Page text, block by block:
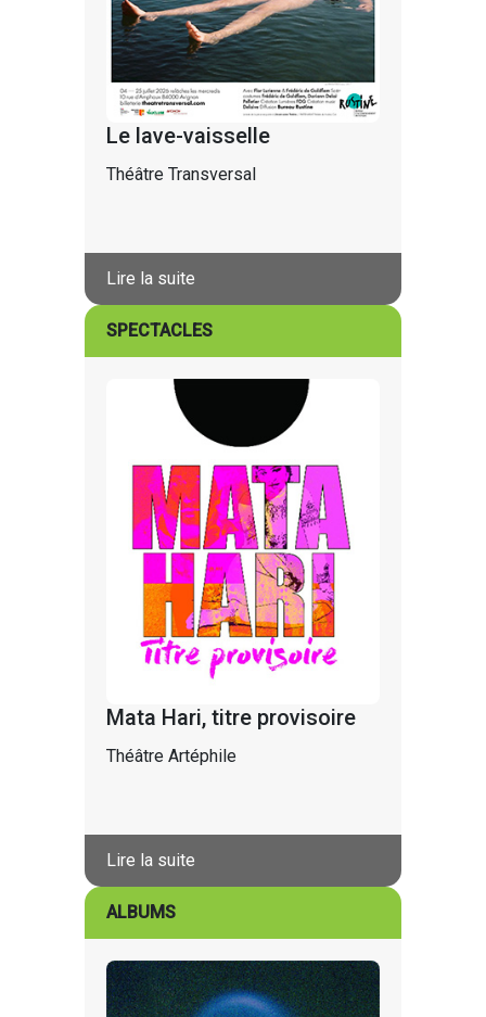
Le lave-vaisselle
Théâtre Transversal
Lire la suite
SPECTACLES
Mata Hari, titre provisoire
Théâtre Artéphile
Lire la suite
ALBUMS